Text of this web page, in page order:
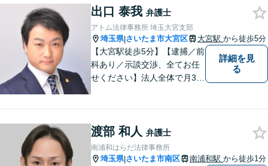
く感じがちな法律問題も、少
しずつ一緒に整理していきま
しょう。
出口 泰我 弁護士
アトム法律事務所 埼玉大宮支部
埼玉県|さいたま市大宮区 大宮駅 から徒歩5分
【大宮駅徒歩5分】【逮捕／前
科あり／示談交渉、全てお任
せください】法人全体で月30
った解決を目指します！お気
軽にご相談ください。【365
日24時間対応】
詳細を見
る
渡部 和人 弁護士
南浦和はらだ法律事務所
埼玉県|さいたま市南区 南浦和駅 から徒歩1分